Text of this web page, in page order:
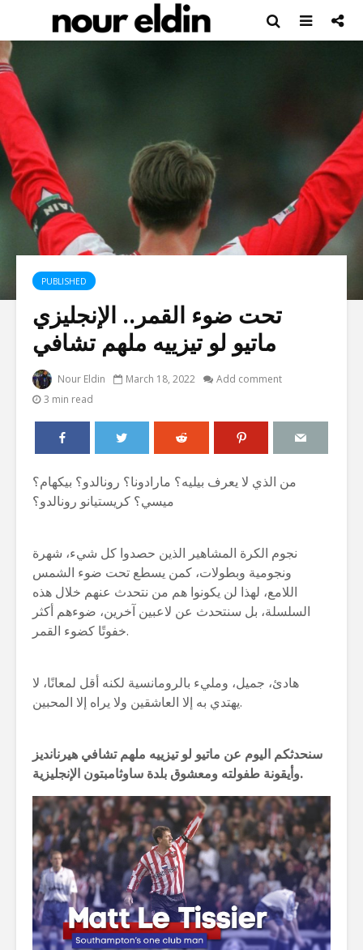
PUBLISHED
تحت ضوء القمر.. الإنجليزي
ماتيو لو تيزييه ملهم تشافي
Nour Eldin March 18, 2022
Add comment
3 min read
من الذي لا يعرف بيليه؟ مارادونا؟ رونالدو؟ بيكهام؟
ميسي؟ كريستيانو رونالدو؟
نجوم الكرة المشاهير الذين حصدوا كل شيء، شهرة
ونجومية وبطولات، كمن يسطع تحت ضوء الشمس
اللامع، لهذا لن يكونوا هم من نتحدث عنهم خلال هذه
السلسلة، بل سنتحدث عن لاعبين آخرين، ضوءهم أكثر
خفوتًا كضوء القمر.
هادئ، جميل، ومليء بالرومانسية لكنه أقل لمعانًا، لا
يهتدي به إلا العاشقين ولا يراه إلا المحبين.
سنحدثكم اليوم عن ماتيو لو تيزييه ملهم تشافي هيرنانديز
وأيقونة طفولته ومعشوق بلدة ساوثامبتون الإنجليزية.